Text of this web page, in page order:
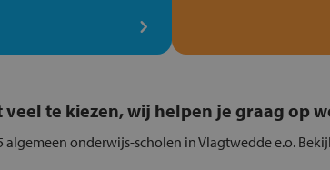
veel te kiezen, wij helpen je graag op
algemeen onderwijs-scholen in Vlagtwedde e.o.